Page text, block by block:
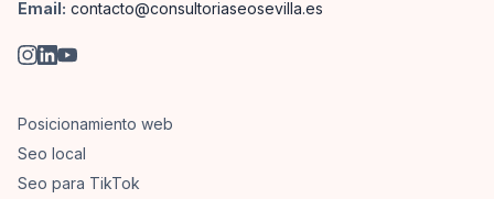
Email: contacto@consultoriaseosevilla.es
Posicionamiento web
Seo local
Seo para TikTok